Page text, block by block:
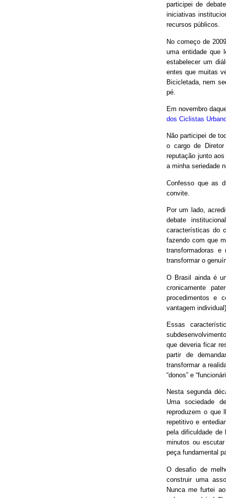
participei de
iniciativas
recursos públicos.
No começo de
uma entidade que
estabelecer um
entes que muitas
Bicicletada, nem
pé.
Em novembro
dos Ciclistas
Não participei de
o cargo de
reputação junto
a minha seriedade
Confesso que as
convite.
Por um lado,
debate
características do
fazendo com que
transformadoras
transformar o
O Brasil ainda é
cronicamente
procedimentos e
vantagem
Essas
que deveria ficar
partir de
transformar a
“donos” e
Nesta segunda
Uma sociedade
reproduzem o que
repetitivo e
pela dificuldade
minutos ou
peça fundamental
O desafio de
construir uma
Nunca me furtei